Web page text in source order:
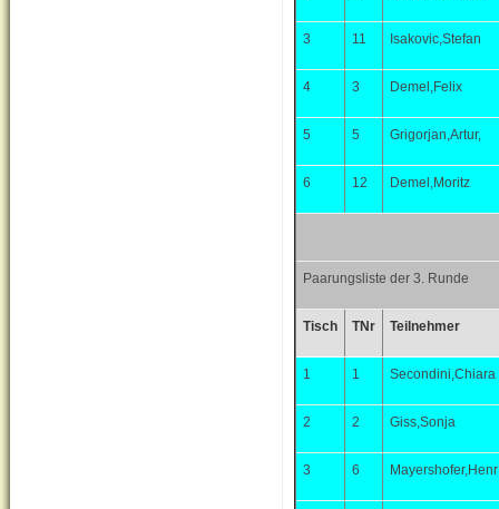
3 11 Isakovic,Stefan
4 3 Demel,Felix
5 5 Grigorjan,Artur,
6 12 Demel,Moritz
Paarungsliste der 3. Runde
Tisch TNr Teilnehmer
1 1 Secondini,Chiara
2 2 Giss,Sonja
3 6 Mayershofer,Henr